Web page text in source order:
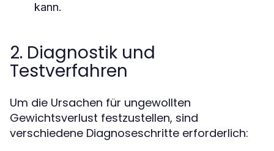
kann.
2. Diagnostik und
Testverfahren
Um die Ursachen für ungewollten
Gewichtsverlust festzustellen, sind
verschiedene Diagnoseschritte erforderlich: